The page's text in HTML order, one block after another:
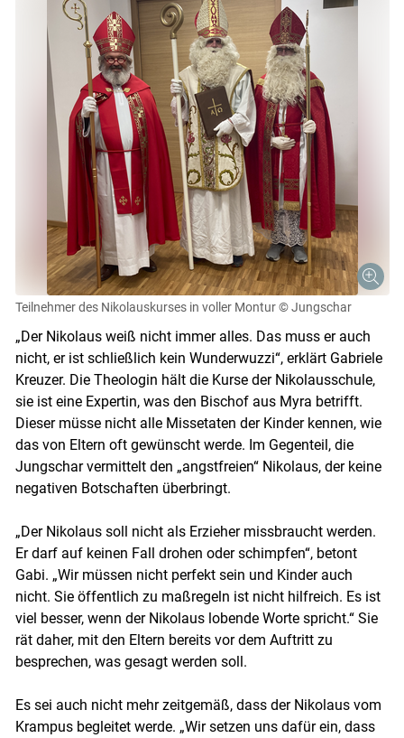
Skip to main content
Teilnehmer des Nikolauskurses in voller Montur © Jungschar
„Der Nikolaus weiß nicht immer alles. Das muss er auch
nicht, er ist schließlich kein Wunderwuzzi“, erklärt Gabriele
Kreuzer. Die Theologin hält die Kurse der Nikolausschule,
sie ist eine Expertin, was den Bischof aus Myra betrifft.
Dieser müsse nicht alle Missetaten der Kinder kennen, wie
das von Eltern oft gewünscht werde. Im Gegenteil, die
Jungschar vermittelt den „angstfreien“ Nikolaus, der keine
negativen Botschaften überbringt.
„Der Nikolaus soll nicht als Erzieher missbraucht werden.
Er darf auf keinen Fall drohen oder schimpfen“, betont
Gabi. „Wir müssen nicht perfekt sein und Kinder auch
nicht. Sie öffentlich zu maßregeln ist nicht hilfreich. Es ist
viel besser, wenn der Nikolaus lobende Worte spricht.“ Sie
rät daher, mit den Eltern bereits vor dem Auftritt zu
besprechen, was gesagt werden soll.
Es sei auch nicht mehr zeitgemäß, dass der Nikolaus vom
Krampus begleitet werde. „Wir setzen uns dafür ein, dass